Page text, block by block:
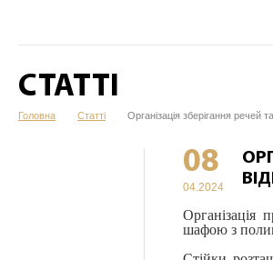
СТАТТІ
Головна Статті Організація зберігання речей
08
04.2024
Організація
шафою з